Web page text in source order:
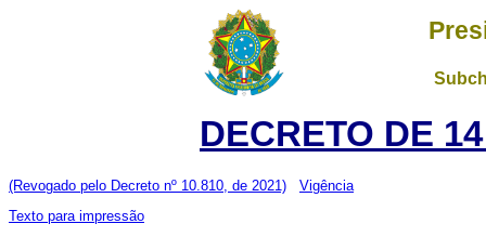
DECRETO DE
(Revogado pelo Decreto nº 10.810, de 2021)
Vigência
Texto para impressão